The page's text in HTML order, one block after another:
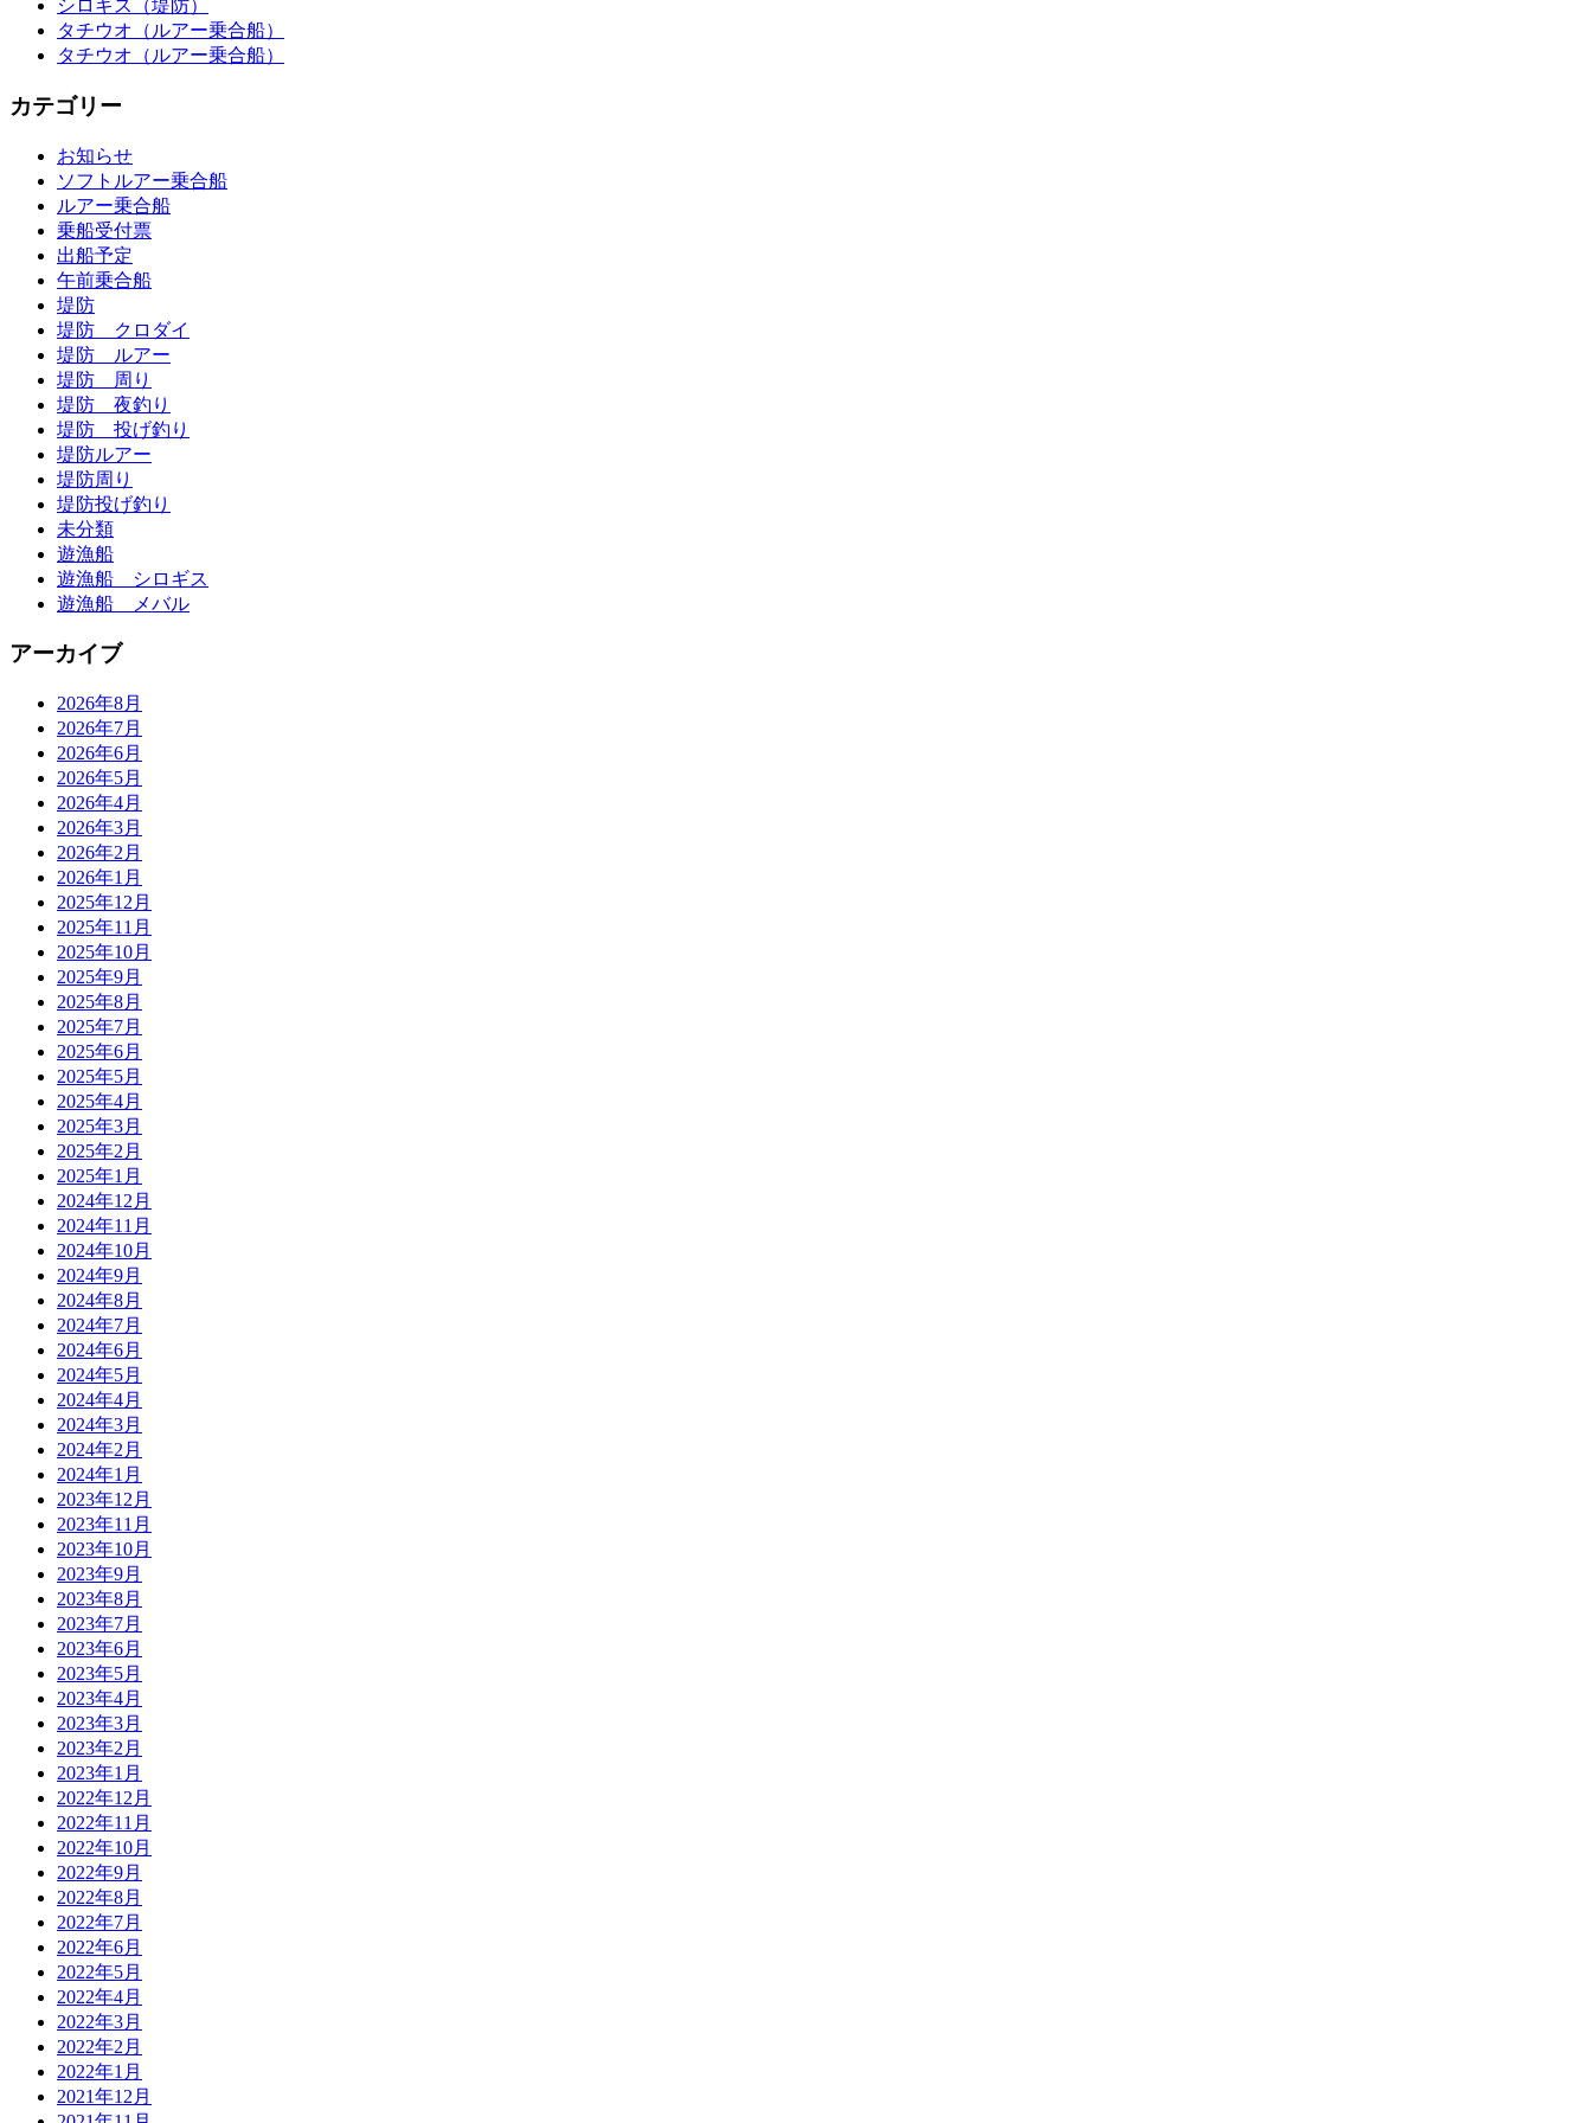
シロギス（堤防）
タチウオ（ルアー乗合船）
タチウオ（ルアー乗合船）
カテゴリー
お知らせ
ソフトルアー乗合船
ルアー乗合船
乗船受付票
出船予定
午前乗合船
堤防
堤防 クロダイ
堤防 ルアー
堤防 周り
堤防 夜釣り
堤防 投げ釣り
堤防ルアー
堤防周り
堤防投げ釣り
未分類
遊漁船
遊漁船 シロギス
遊漁船 メバル
アーカイブ
2026年8月
2026年7月
2026年6月
2026年5月
2026年4月
2026年3月
2026年2月
2026年1月
2025年12月
2025年11月
2025年10月
2025年9月
2025年8月
2025年7月
2025年6月
2025年5月
2025年4月
2025年3月
2025年2月
2025年1月
2024年12月
2024年11月
2024年10月
2024年9月
2024年8月
2024年7月
2024年6月
2024年5月
2024年4月
2024年3月
2024年2月
2024年1月
2023年12月
2023年11月
2023年10月
2023年9月
2023年8月
2023年7月
2023年6月
2023年5月
2023年4月
2023年3月
2023年2月
2023年1月
2022年12月
2022年11月
2022年10月
2022年9月
2022年8月
2022年7月
2022年6月
2022年5月
2022年4月
2022年3月
2022年2月
2022年1月
2021年12月